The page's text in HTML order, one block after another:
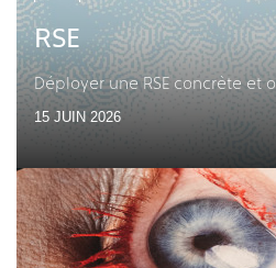
RSE
Déployer une RSE concrète et
15 JUIN 2026